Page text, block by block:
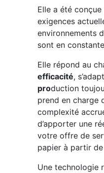
Elle a été
exigences
environnements
sont en
Elle répond au
efficacité,
production
prend en charge
complexité
d’apporter une
votre offre de
papier à partir
Une technologie